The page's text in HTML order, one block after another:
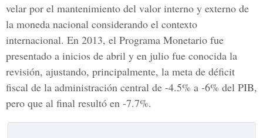
velar por el mantenimiento del valor interno y externo de
la moneda nacional considerando el contexto
internacional. En 2013, el Programa Monetario fue
presentado a inicios de abril y en julio fue conocida la
revisión, ajustando, principalmente, la meta de déficit
fiscal de la administración central de -4.5% a -6% del PIB,
pero que al final resultó en -7.7%.